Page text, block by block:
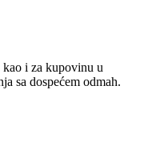
i za kupovinu u
sa dospećem odmah.